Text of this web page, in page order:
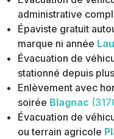
administrative
Épaviste gratuit
marque ni année
Évacuation de
stationné depuis
Enlèvement avec
soirée Blagnac
Évacuation de
ou terrain agricole